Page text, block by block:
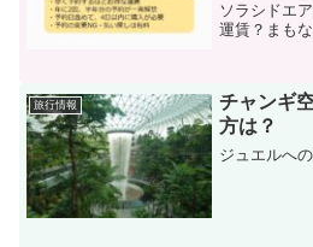
ソラシドエ
運賃？まも
旅行情報
チャンギ
方は？
ジュエルへ